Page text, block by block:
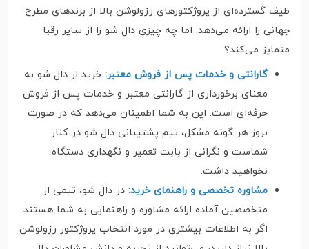
طیف گسترده‌ای از پروژکتورهای رزولوشن بالا از برندهای مطرح
جهانی را ارائه می‌دهد. اما چه چیزی دال شو را از سایر رقبا
متمایز می‌کند؟
گارانتی و خدمات پس از فروش معتبر: خرید از دال شو به
معنای برخورداری از گارانتی معتبر و خدمات پس از فروش
حرفه‌ای است. این به شما اطمینان می‌دهد که در صورت
بروز هر گونه مشکل، تیم پشتیبانی دال شو در کنار
شماست و نگرانی از بابت تعمیر و نگهداری دستگاه
نخواهید داشت.
مشاوره تخصصی و راهنمای خرید: در دال شو، تیمی از
متخصصین آماده ارائه مشاوره و راهنمایی به شما هستند.
اگر به اطلاعات بیشتری در مورد انتخاب پروژکتور رزولوشن